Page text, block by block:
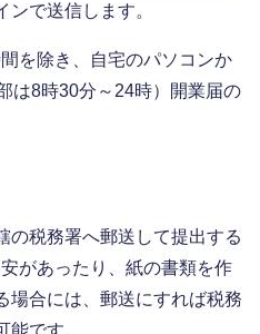
で送信します。
を除き、自宅のパソコンか
は8時30分～24時）開業届の
の税務署へ郵送して提出する
があったり、紙の書類を作
場合には、郵送にすれば税務
です。